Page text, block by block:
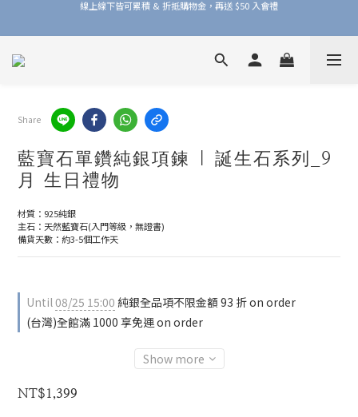
Share
藍寶石單鑽純銀項鍊 | 誕生石系列_9
月 生日禮物
材質：925純銀
主石：天然藍寶石(入門等級，無證書)
備貨天數：約3-5個工作天
Until08/25 15:00 純銀全品項不限金額 93 折 on order
(台灣)全館滿 1000 享免運 on order
Show more
NT$1,399